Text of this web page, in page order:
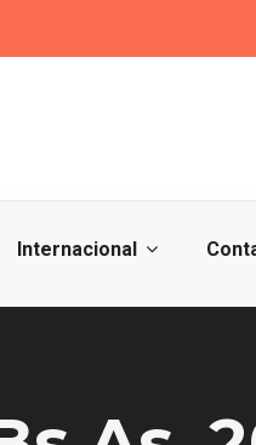
Internacional